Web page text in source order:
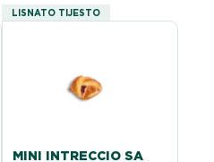
LISNATO TIJESTO
MINI INTRECCIO SA